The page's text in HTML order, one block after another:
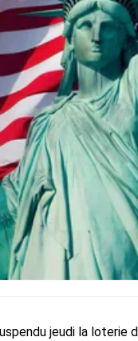
jeudi la loterie